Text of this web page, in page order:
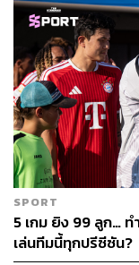
SPORT
5 เกม ยิง 99 ลูก…
เล่นทีมนี้ทุกปรีซีซัน?